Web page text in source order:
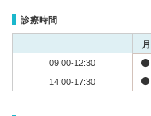
診療時間
月
09:00-12:30
14:00-17:30